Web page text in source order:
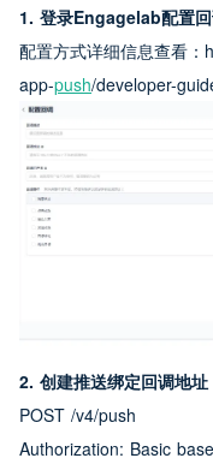
1. 登录Engagelab配置
配置方式详细信息查看
app-push/developer-
2. 创建推送绑定回调地址
POST /v4/push
Authorization: Basic